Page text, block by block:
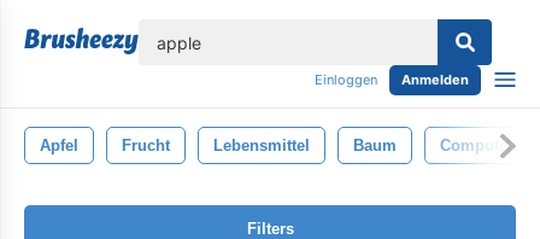
Einloggen Anmelden
Apfel Frucht Lebensmittel Baum Computer
Filters